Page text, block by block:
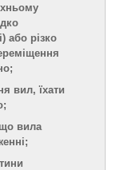
або різко
вил, їхати
що вила